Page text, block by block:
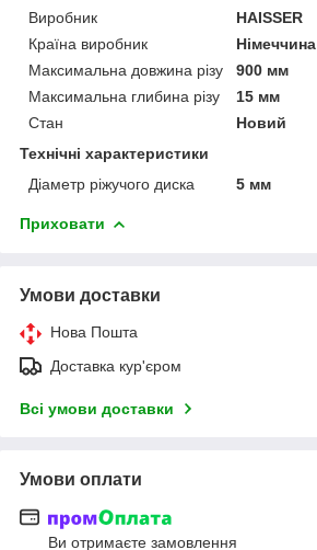
Виробник
HAISSER
Країна виробник
Німеччина
Максимальна довжина різу
900 мм
Максимальна глибина різу
15 мм
Стан
Новий
Технічні характеристики
Діаметр ріжучого диска
5 мм
Приховати
Умови доставки
Нова Пошта
Доставка кур'єром
Всі умови доставки
Умови оплати
Ви отримаєте замовлення